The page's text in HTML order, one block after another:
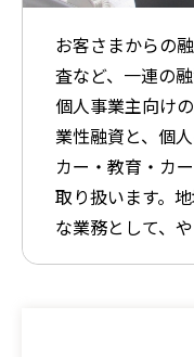
お客さまからの
査など、一連の
個人事業主向け
業性融資と、個
カー・教育・カ
取り扱います。
な業務として、